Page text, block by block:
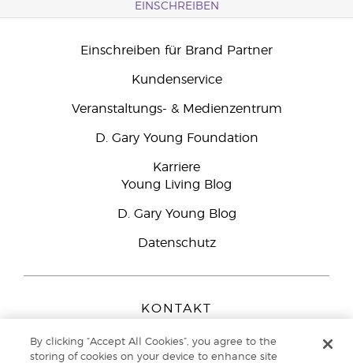
EINSCHREIBEN
Einschreiben für Brand Partner
Kundenservice
Veranstaltungs- & Medienzentrum
D. Gary Young Foundation
Karriere
Young Living Blog
D. Gary Young Blog
Datenschutz
KONTAKT
Peizerweg 97
By clicking “Accept All Cookies”, you agree to the
storing of cookies on your device to enhance site